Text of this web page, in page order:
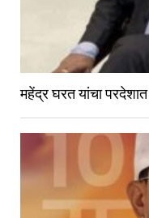
महेंद्र घरत यांचा